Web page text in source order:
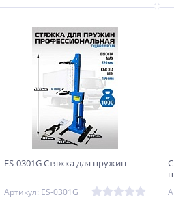
ES-0301G Стяжка для пружин
Артикул: ES-0301G